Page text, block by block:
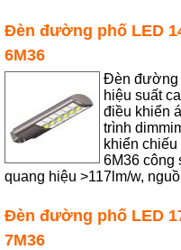
Đèn đường phố LED
6M36
Đèn đường
hiệu suất
điều khiển
trình
khiển
6M36 công
quang hiệu >117lm/w,
Đèn đường phố LED
7M36